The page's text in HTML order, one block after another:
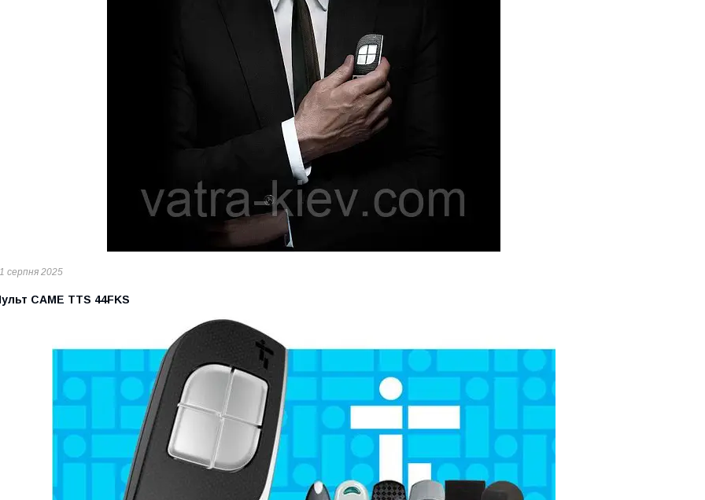
серпня 2025
CAME TTS 44FKS